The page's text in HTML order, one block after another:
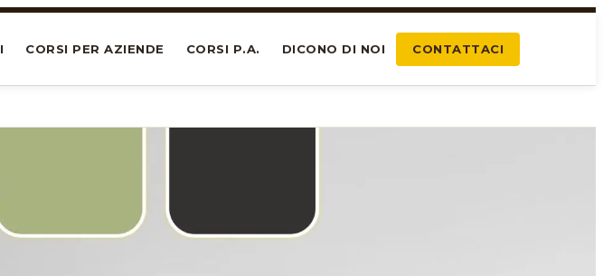
CORSI PER AZIENDE CORSI P.A. DICONO DI NOI CONTATTACI